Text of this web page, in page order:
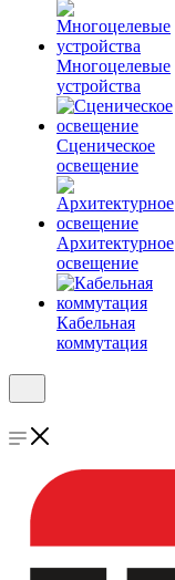
Многоцелевые
устройства
Сценическое
освещение
Архитектурное
освещение
Кабельная
коммутация